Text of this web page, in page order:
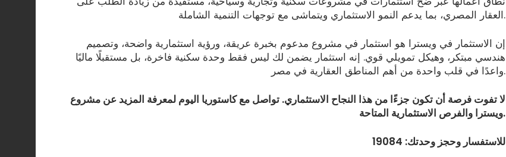
العقار المصري، بما يدعم النمو الاستثماري ويتماشى مع توجهات التنمية الشاملة.
إن الاستثمار في ويسترا هو استثمار في مشروع مدعوم بخبرة عريقة، ورؤية استثمارية واضحة، وتصميم
هندسي مبتكر، وهيكل تمويلي قوي. إنه استثمار يضمن لك ليس فقط وحدة سكنية فاخرة، بل مستقبلًا ماليًا
واعدًا في قلب واحدة من أهم المناطق العقارية في مصر.
لا تفوت فرصة أن تكون جزءًا من هذا النجاح الاستثماري. تواصل مع كاستوريا اليوم لمعرفة المزيد عن مشروع
ويسترا والفرص الاستثمارية المتاحة.
للاستفسار وحجز وحدتك: 19084